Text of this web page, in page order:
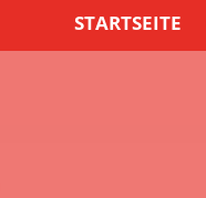
STARTSEITE